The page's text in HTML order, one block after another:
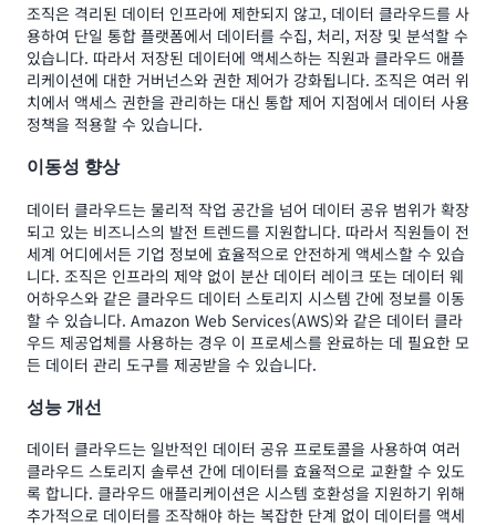
조직은 격리된 데이터 인프라에 제한되지 않고, 데이터 클라우드를 사
용하여 단일 통합 플랫폼에서 데이터를 수집, 처리, 저장 및 분석할 수
있습니다. 따라서 저장된 데이터에 액세스하는 직원과 클라우드 애플
리케이션에 대한 거버넌스와 권한 제어가 강화됩니다. 조직은 여러 위
치에서 액세스 권한을 관리하는 대신 통합 제어 지점에서 데이터 사용
정책을 적용할 수 있습니다.
이동성 향상
데이터 클라우드는 물리적 작업 공간을 넘어 데이터 공유 범위가 확장
되고 있는 비즈니스의 발전 트렌드를 지원합니다. 따라서 직원들이 전
세계 어디에서든 기업 정보에 효율적으로 안전하게 액세스할 수 있습
니다. 조직은 인프라의 제약 없이 분산 데이터 레이크 또는 데이터 웨
어하우스와 같은 클라우드 데이터 스토리지 시스템 간에 정보를 이동
할 수 있습니다. Amazon Web Services(AWS)와 같은 데이터 클라
우드 제공업체를 사용하는 경우 이 프로세스를 완료하는 데 필요한 모
든 데이터 관리 도구를 제공받을 수 있습니다.
성능 개선
데이터 클라우드는 일반적인 데이터 공유 프로토콜을 사용하여 여러
클라우드 스토리지 솔루션 간에 데이터를 효율적으로 교환할 수 있도
록 합니다. 클라우드 애플리케이션은 시스템 호환성을 지원하기 위해
추가적으로 데이터를 조작해야 하는 복잡한 단계 없이 데이터를 액세